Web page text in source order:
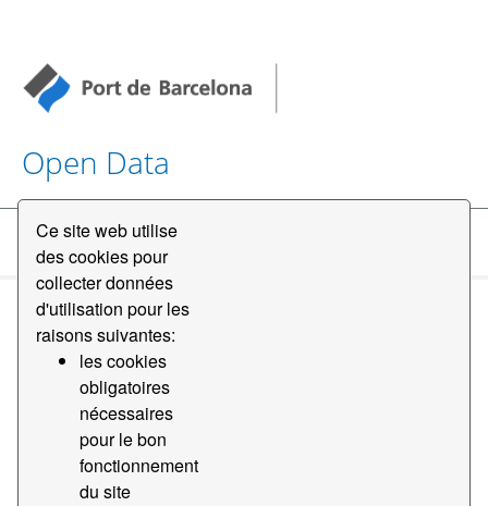
Ce site web utilise
des cookies pour
collecter données
d'utilisation pour les
raisons suivantes:
les cookies
obligatoires
nécessaires
pour le bon
fonctionnement
du site
Open Data
Datasets
Order by
1 jeu de données trouvé